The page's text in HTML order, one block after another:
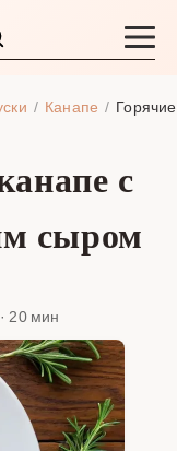
Канапе
с
сыром
20 мин